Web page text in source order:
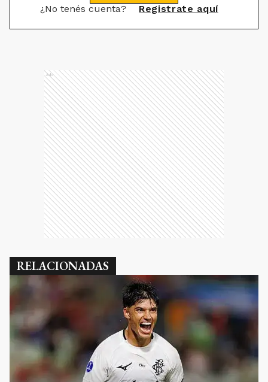
¿No tenés cuenta? Registrate aquí
Ads
RELACIONADAS